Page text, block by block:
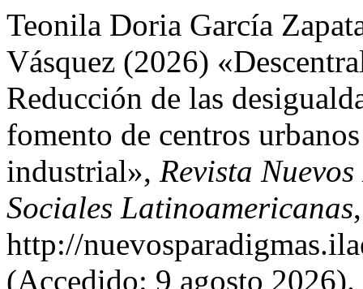
Teonila Doria García
Vásquez (2026)
Reducción de las
fomento de centros
industrial», Revista
Sociales Latinoamericanas
http://
(Accedido: 9 agosto 2026).